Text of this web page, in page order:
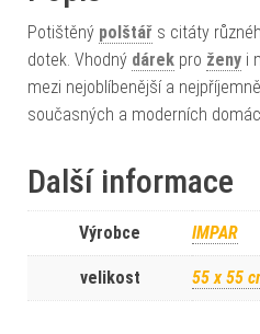
Potištěný polštář s citáty
dotek. Vhodný dárek pro ženy i
mezi nejoblíbenější a
současných a moderních
Další informace
Výrobce IMPAR
velikost 55 x 55